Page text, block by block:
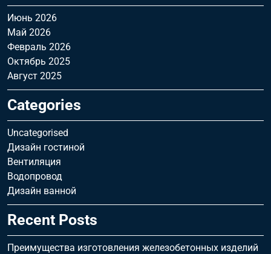
Июнь 2026
Май 2026
Февраль 2026
Октябрь 2025
Август 2025
Categories
Uncategorised
Дизайн гостиной
Вентиляция
Водопровод
Дизайн ванной
Recent Posts
Преимущества изготовления железобетонных изделий